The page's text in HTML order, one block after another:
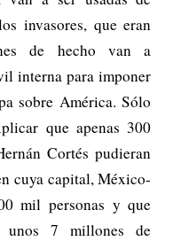
invasores, que eran
de hecho van a
interna para imponer
sobre América. Sólo
que apenas 300
Cortés pudieran
cuya capital, México-
mil personas y que
unos 7 millones de